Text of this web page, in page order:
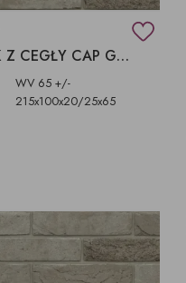
NAROŻNIK Z CEGŁY CAP GRIS NEZ
WV 65 +/-
215x100x20/25x65